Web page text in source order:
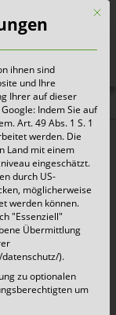
Mit
ihnen sind
und Ihre
Ihrer auf dieser
Indem Sie auf
Art. 49 Abs. 1 S. 1
werden. Die
Land mit einem
eingeschätzt.
durch US-
möglicherweise
werden können.
"Essenziell"
Übermittlung
).
zu optionalen
um